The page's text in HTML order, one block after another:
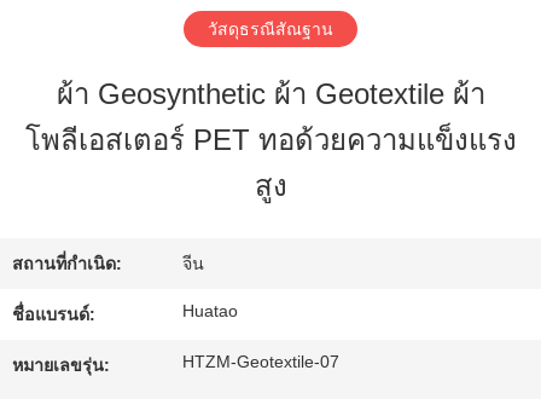
ทัวร์
ควบคุม
คุณภาพ
วัสดุธรณีสัณฐาน
ผ้า Geosynthetic ผ้า Geotextile ผ้า
โพลีเอสเตอร์ PET ทอด้วยความแข็งแรง
สูง
สถานที่กำเนิด: จีน
ชื่อแบรนด์: Huatao
หมายเลขรุ่น: HTZM-Geotextile-07